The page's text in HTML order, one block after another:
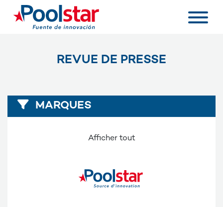
REVUE DE PRESSE
MARQUES
Afficher tout